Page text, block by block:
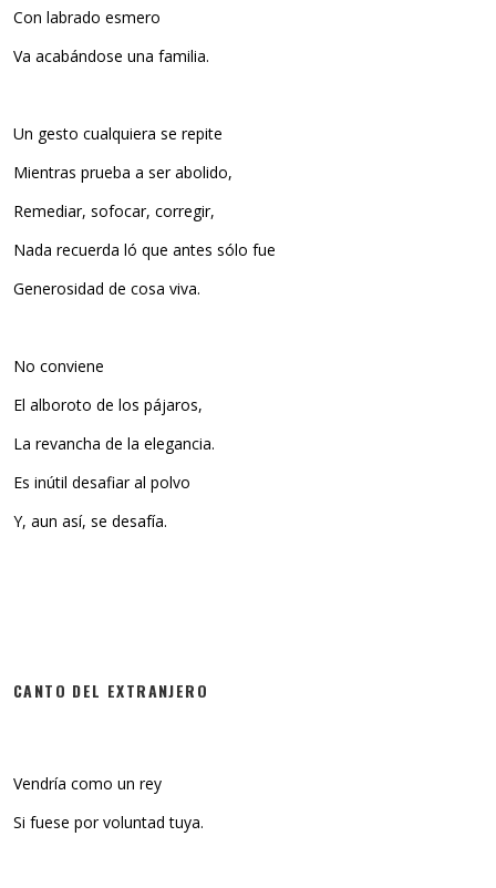
Con labrado esmero
Va acabándose una familia.
Un gesto cualquiera se repite
Mientras prueba a ser abolido,
Remediar, sofocar, corregir,
Nada recuerda ló que antes sólo fue
Generosidad de cosa viva.
No conviene
El alboroto de los pájaros,
La revancha de la elegancia.
Es inútil desafiar al polvo
Y, aun así, se desafía.
CANTO DEL EXTRANJERO
Vendría como un rey
Si fuese por voluntad tuya.